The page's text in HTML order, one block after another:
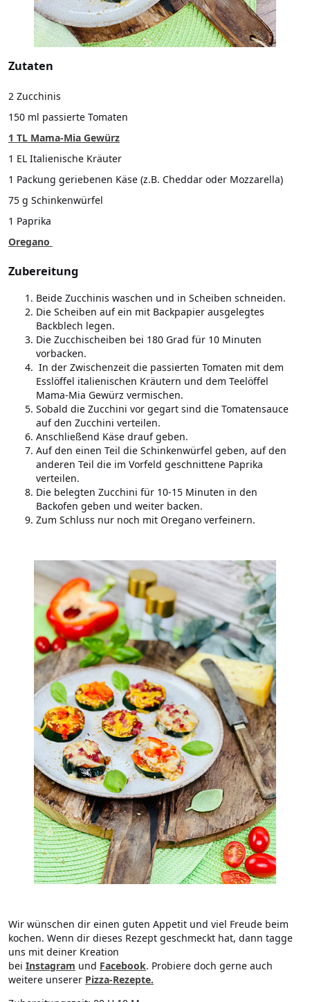
Zutaten
2 Zucchinis
150 ml passierte Tomaten
1 TL Mama-Mia Gewürz
1 EL Italienische Kräuter
1 Packung geriebenen Käse (z.B. Cheddar oder Mozzarella)
75 g Schinkenwürfel
1 Paprika
Oregano
Zubereitung
Beide Zucchinis waschen und in Scheiben schneiden.
Die Scheiben auf ein mit Backpapier ausgelegtes
Backblech legen.
Die Zucchischeiben bei 180 Grad für 10 Minuten
vorbacken.
In der Zwischenzeit die passierten Tomaten mit dem
Esslöffel italienischen Kräutern und dem Teelöffel
Mama-Mia Gewürz vermischen.
Sobald die Zucchini vor gegart sind die Tomatensauce
auf den Zucchini verteilen.
Anschließend Käse drauf geben.
Auf den einen Teil die Schinkenwürfel geben, auf den
anderen Teil die im Vorfeld geschnittene Paprika
verteilen.
Die belegten Zucchini für 10-15 Minuten in den
Backofen geben und weiter backen.
Zum Schluss nur noch mit Oregano verfeinern.
Wir wünschen dir einen guten Appetit und viel Freude beim
kochen. Wenn dir dieses Rezept geschmeckt hat, dann tagge
uns mit deiner Kreation
bei Instagram und Facebook. Probiere doch gerne auch
weitere unserer Pizza-Rezepte.